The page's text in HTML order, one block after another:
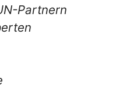
Partnern